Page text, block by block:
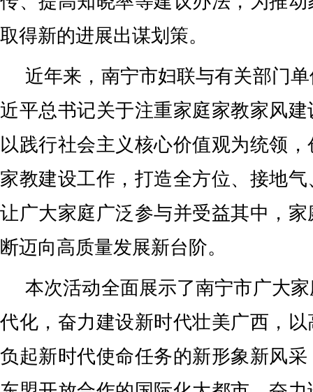
取得新的进展出谋划策。
近年来，南宁市妇联与有关部门
近平总书记关于注重家庭家教家风
以践行社会主义核心价值观为统领
家教建设工作，打造全方位、接地
让广大家庭广泛参与并受益其中，
断迈向高质量发展新台阶。
本次活动全面展示了南宁市广大
代化，奋力建设新时代壮美广西，
负起新时代使命任务的新形象新风